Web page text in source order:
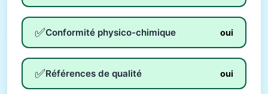
✅Conformité physico-chimique oui
✅Références de qualité oui